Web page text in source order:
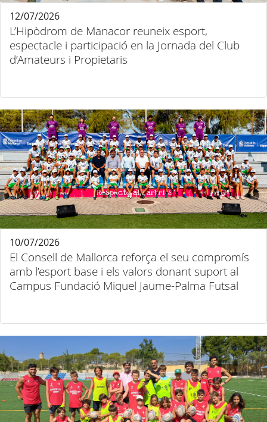
L’Hipòdrom de Manacor reuneix esport,
espectacle i participació en la Jornada del Club
d’Amateurs i Propietaris
12/07/2026
El Consell de Mallorca reforça el seu compromís
amb l’esport base i els valors donant suport al
Campus Fundació Miquel Jaume-Palma Futsal
10/07/2026